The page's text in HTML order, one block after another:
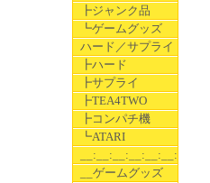
┣ジャンク品
┗ゲームグッズ
ハード／サプライ
┣ハード
┣サプライ
┣TEA4TWO
┣コンパチ機
┗ATARI
__:__:__:__:__:__:__
__ゲームグッズ